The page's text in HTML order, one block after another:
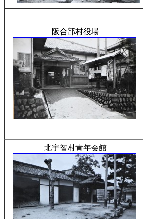
阪合部村役場
北宇智村青年会館